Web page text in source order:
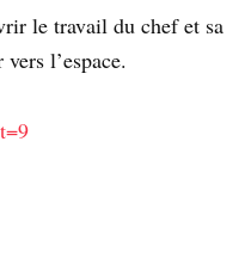
le travail du chef et sa
l’espace.